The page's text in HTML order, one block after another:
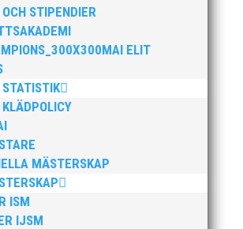
STIPENDIER
MAI ELIT
STATISTIK
MÄSTERSKAP
ISM
IJSM
ledamot
ledamot (tidigare suppleant)
suppleant